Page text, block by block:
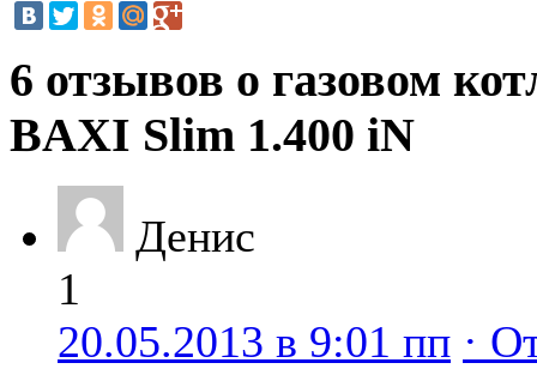
6 отзывов о газовом
BAXI Slim 1.400 iN
Денис
1
20.05.2013 в 9:01 пп ·